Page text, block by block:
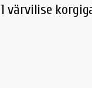
värvilise